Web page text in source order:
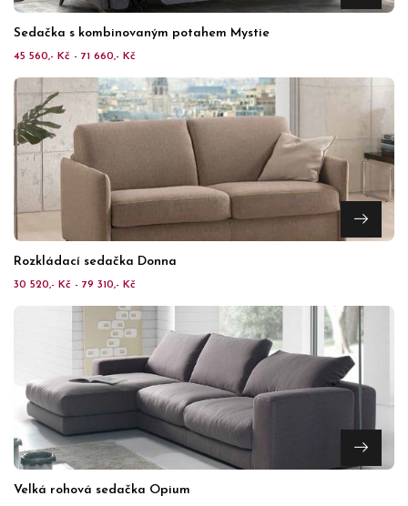
Sedačka s kombinovaným potahem Mystie
45 560,- Kč - 71 660,- Kč
Rozkládací sedačka Donna
30 520,- Kč - 79 310,- Kč
Velká rohová sedačka Opium